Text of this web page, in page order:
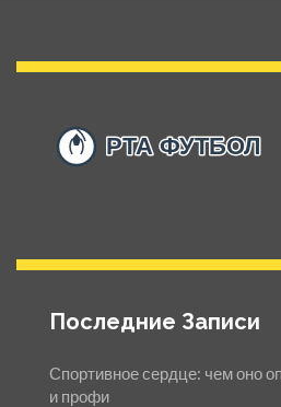
Последние Записи
Спортивное сердце: чем оно
и профи